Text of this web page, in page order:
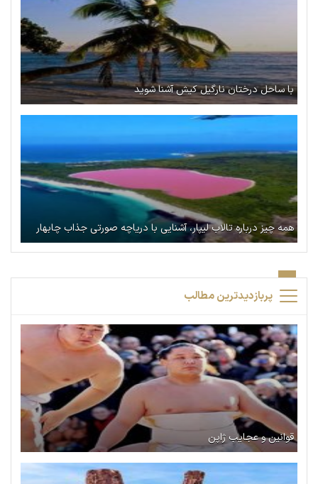
با ساحل درختان نارگیل کیش آشنا شوید
همه چیز درباره تالاب لیپار، آشنایی با دریاچه صورتی جذاب چابهار
پربازدیدترین مطالب
قوانین و عجایب ژاپن